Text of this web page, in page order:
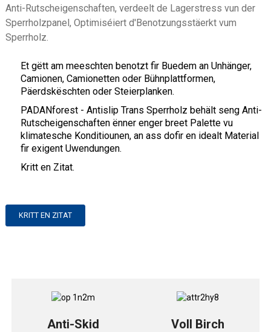
Anti-Rutscheigenschaften, verdeelt de Lagerstress vun der
Sperrholzpanel, Optimiséiert d'Benotzungsstäerkt vum
Sperrholz.
Et gëtt am meeschten benotzt fir Buedem an Unhänger,
Camionen, Camionetten oder Bühnplattformen,
Päerdskëschten oder Steierplanken.
PADANforest - Antislip Trans Sperrholz behält seng Anti-
Rutscheigenschaften ënner enger breet Palette vu
klimatesche Konditiounen, an ass dofir en idealt Material
fir exigent Uwendungen.
Kritt en Zitat.
KRITT EN ZITAT
Anti-Skid Voll Birch